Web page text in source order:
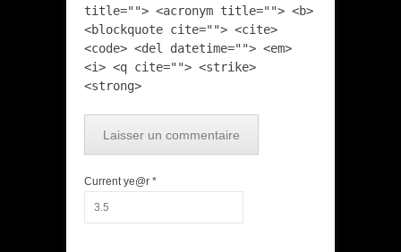
title=""> <acronym title=""> <b>
<blockquote cite=""> <cite>
<code> <del datetime=""> <em>
<i> <q cite=""> <strike>
<strong>
Current ye@r *